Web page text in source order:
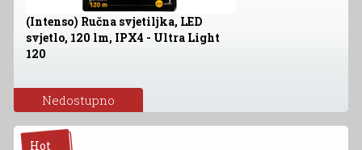
(Intenso) Ručna svjetiljka, LED
svjetlo, 120 lm, IPX4 - Ultra Light
120
Nedostupno
Hot